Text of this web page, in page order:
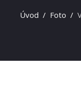
Úvod Foto